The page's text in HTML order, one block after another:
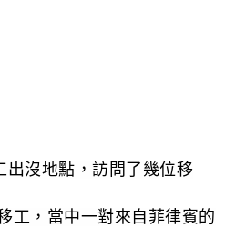
出沒地點，訪問了幾位移
工，當中一對來自菲律賓的